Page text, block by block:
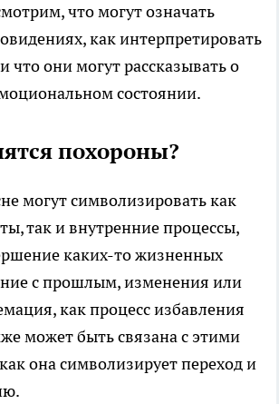
что могут означать
как интерпретировать
что они могут рассказывать о
состоянии.
похороны?
могут символизировать как
так и внутренние процессы,
каких-то жизненных
с прошлым, изменения или
как процесс избавления
может быть связана с этими
она символизирует переход и